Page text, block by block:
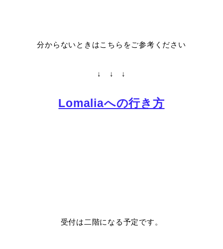
分からないときはこちらをご参考ください
↓ ↓ ↓
Lomaliaへの行き方
受付は二階になる予定です。